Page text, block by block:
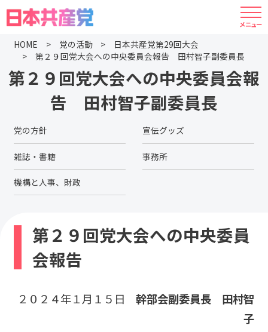
HOME 党の活動
日本共産党第29回大会
第２９回党大会への中央委員会報告 田村智子副委員長
第２９回党大会への中央委員会報
告 田村智子副委員長
党の方針 宣伝グッズ
雑誌・書籍 事務所
機構と人事、財政
第２９回党大会への中央委員
会報告
２０２４年１月１５日幹部会副委員長 田村智
子